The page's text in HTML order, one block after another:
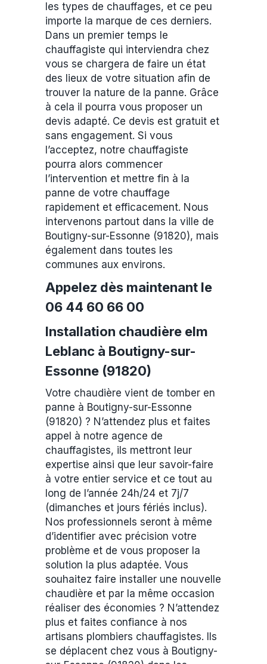
les types de chauffages, et ce peu
importe la marque de ces derniers.
Dans un premier temps le
chauffagiste qui interviendra chez
vous se chargera de faire un état
des lieux de votre situation afin de
trouver la nature de la panne. Grâce
à cela il pourra vous proposer un
devis adapté. Ce devis est gratuit et
sans engagement. Si vous
l’acceptez, notre chauffagiste
pourra alors commencer
l’intervention et mettre fin à la
panne de votre chauffage
rapidement et efficacement. Nous
intervenons partout dans la ville de
Boutigny-sur-Essonne (91820), mais
également dans toutes les
communes aux environs.
Appelez dès maintenant le
06 44 60 66 00
Installation chaudière elm
Leblanc à Boutigny-sur-
Essonne (91820)
Votre chaudière vient de tomber en
panne à Boutigny-sur-Essonne
(91820) ? N’attendez plus et faites
appel à notre agence de
chauffagistes, ils mettront leur
expertise ainsi que leur savoir-faire
à votre entier service et ce tout au
long de l’année 24h/24 et 7j/7
(dimanches et jours fériés inclus).
Nos professionnels seront à même
d’identifier avec précision votre
problème et de vous proposer la
solution la plus adaptée. Vous
souhaitez faire installer une nouvelle
chaudière et par la même occasion
réaliser des économies ? N’attendez
plus et faites confiance à nos
artisans plombiers chauffagistes. Ils
se déplacent chez vous à Boutigny-